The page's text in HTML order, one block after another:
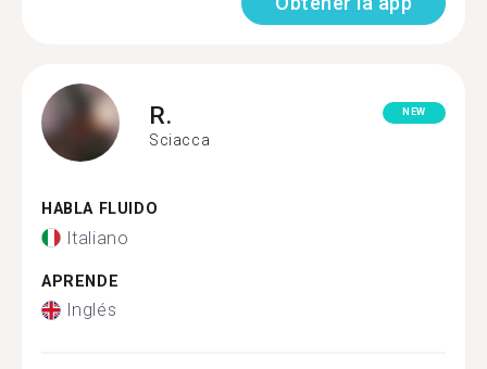
R.
Sciacca
NEW
HABLA FLUIDO
Italiano
APRENDE
Inglés